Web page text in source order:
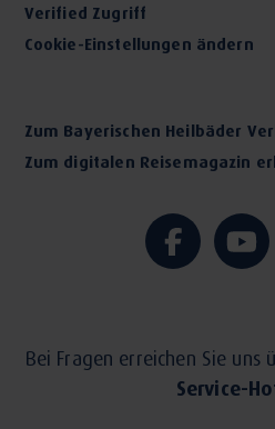
Verified Zugriff
Cookie-Einstellungen ändern
Zum Bayerischen Heilbäder
Zum digitalen Reisemagazin
Bei Fragen erreichen Sie uns
Service-